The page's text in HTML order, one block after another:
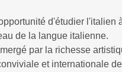
d'étudier l'italien
de la langue italienne.
par la richesse
et internationale